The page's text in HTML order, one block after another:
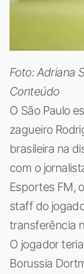
Foto: Adriana
Conteúdo
O São Paulo
zagueiro
brasileira na
com o
Esportes FM,
staff do
transferência
O jogador
Borussia